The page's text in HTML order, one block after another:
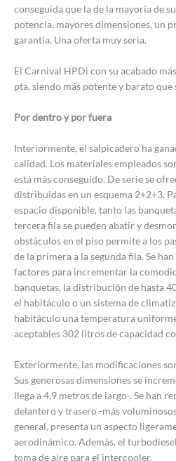
conseguida que la de la mayoría de
potencia, mayores dimensiones, un
garantía. Una oferta muy seria.
El Carnival HPDi con su acabado
pta, siendo más potente y barato que
Por dentro y por fuera
Interiormente, el salpicadero ha
calidad. Los materiales empleados
está más conseguido. De serie se
distribuidas en un esquema 2+2+3.
espacio disponible, tanto las
tercera fila se pueden abatir y
obstáculos en el piso permite a los
de la primera a la segunda fila. Se
factores para incrementar la
banquetas, la distribución de hasta
el habitáculo o un sistema de
habitáculo una temperatura
aceptables 302 litros de capacidad
Exteriormente, las modificaciones
Sus generosas dimensiones se
llega a 4,9 metros de largo-. Se han
delantero y trasero -más
general, presenta un aspecto
aerodinámico. Además, el
toma de aire para el intercooler.